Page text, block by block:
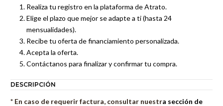
Realiza tu registro en la plataforma de Atrato.
Elige el plazo que mejor se adapte a ti (hasta 24
mensualidades).
Recibe tu oferta de financiamiento personalizada.
Acepta la oferta.
Contáctanos para finalizar y confirmar tu compra.
DESCRIPCIÓN
* En caso de requerir factura, consultar nuestra sección de